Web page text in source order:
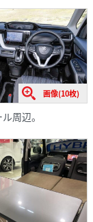
画像(10枚)
周辺。